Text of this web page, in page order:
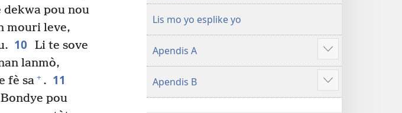
dekwa pou nou
mouri leve,
10 Li te sove
lanmò,
fè sa + . 11
pou
Lis mo yo esplike yo
Apendis A
Show
more
Apendis B
Show
more